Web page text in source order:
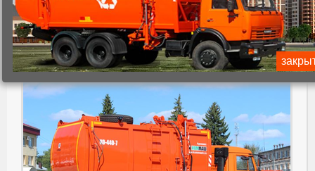
Запасные части для мусоровозов
Борт задний КО-440-7.11.11.000